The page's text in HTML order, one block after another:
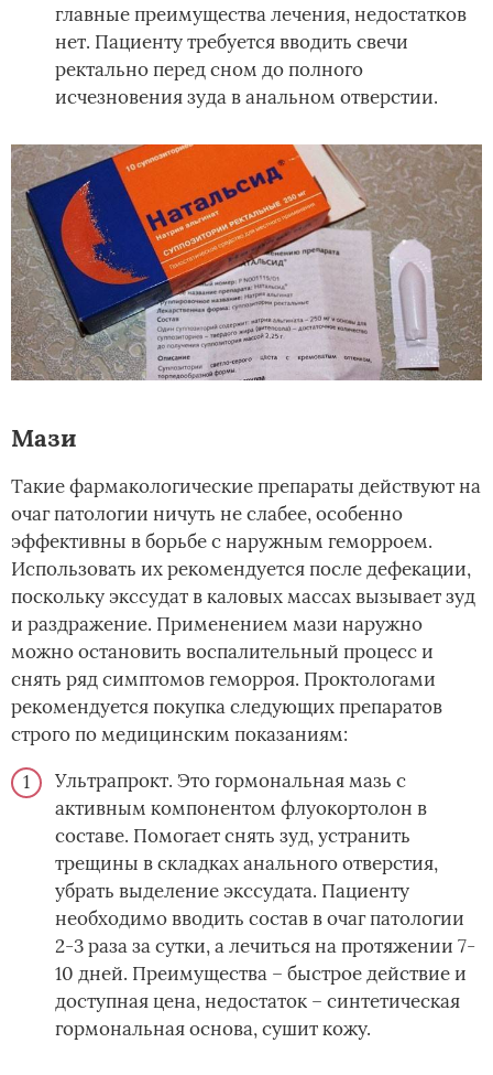
главные преимущества лечения, недостатков
нет. Пациенту требуется вводить свечи
ректально перед сном до полного
исчезновения зуда в анальном отверстии.
Мази
Такие фармакологические препараты действуют на
очаг патологии ничуть не слабее, особенно
эффективны в борьбе с наружным геморроем.
Использовать их рекомендуется после дефекации,
поскольку экссудат в каловых массах вызывает зуд
и раздражение. Применением мази наружно
можно остановить воспалительный процесс и
снять ряд симптомов геморроя. Проктологами
рекомендуется покупка следующих препаратов
строго по медицинским показаниям:
Ультрапрокт. Это гормональная мазь с
активным компонентом флуокортолон в
составе. Помогает снять зуд, устранить
трещины в складках анального отверстия,
убрать выделение экссудата. Пациенту
необходимо вводить состав в очаг патологии
2-3 раза за сутки, а лечиться на протяжении 7-
10 дней. Преимущества – быстрое действие и
доступная цена, недостаток – синтетическая
гормональная основа, сушит кожу.